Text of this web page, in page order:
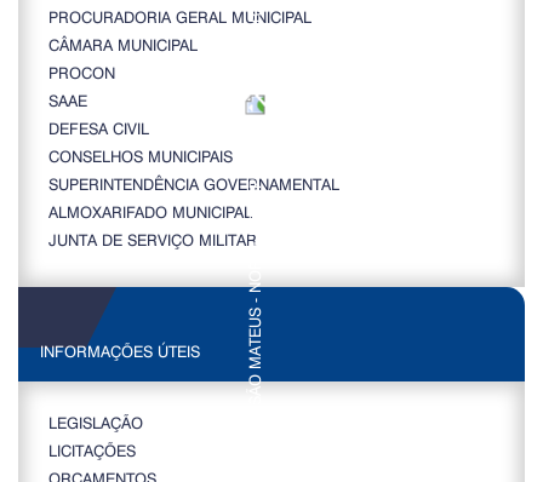
PROCURADORIA GERAL MUNICIPAL
CÂMARA MUNICIPAL
PROCON
SAAE
DEFESA CIVIL
CONSELHOS MUNICIPAIS
SUPERINTENDÊNCIA GOVERNAMENTAL
ALMOXARIFADO MUNICIPAL
JUNTA DE SERVIÇO MILITAR
INFORMAÇÕES ÚTEIS
LEGISLAÇÃO
LICITAÇÕES
ORÇAMENTOS